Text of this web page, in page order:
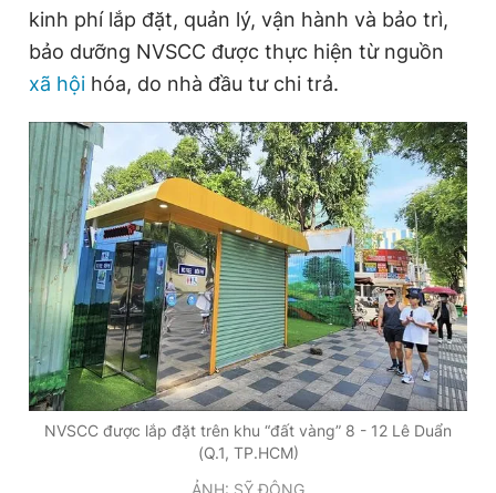
Thông tin tòa soạn Liên hệ quảng cáo
Đọc Thanh Niên trên điện thoại
Theo dõi báo trên
Hotline
0906 645 777
Liên hệ quảng cáo
0908 780 404
kinh phí lắp đặt, quản lý, vận hành và bảo trì,
bảo dưỡng NVSCC được thực hiện từ nguồn
xã hội hóa, do nhà đầu tư chi trả.
NVSCC được lắp đặt trên khu “đất vàng” 8 - 12 Lê Duẩn
(Q.1, TP.HCM)